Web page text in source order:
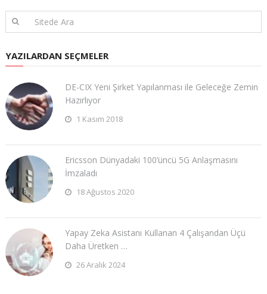
YAZILARDAN SEÇMELER
DE-CIX Yeni Şirket Yapılanması ile Geleceğe Zemin
Hazırlıyor
1 Kasım 2018
Ericsson Dünyadaki 100’üncü 5G Anlaşmasını
İmzaladı
18 Ağustos 2020
Yapay Zeka Asistanı Kullanan 4 Çalışandan Üçü
Daha Üretken …
26 Aralık 2024